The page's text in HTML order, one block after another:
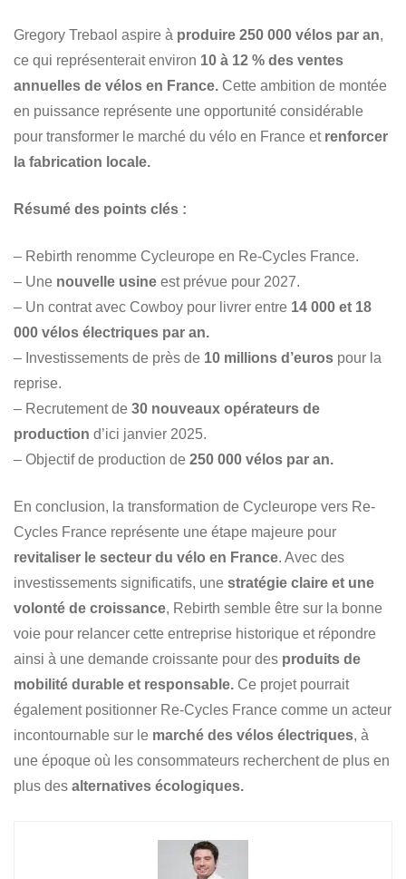
Gregory Trebaol aspire à produire 250 000 vélos par an,
ce qui représenterait environ 10 à 12 % des ventes
annuelles de vélos en France. Cette ambition de montée
en puissance représente une opportunité considérable
pour transformer le marché du vélo en France et renforcer
la fabrication locale.
Résumé des points clés :
– Rebirth renomme Cycleurope en Re-Cycles France.
– Une nouvelle usine est prévue pour 2027.
– Un contrat avec Cowboy pour livrer entre 14 000 et 18
000 vélos électriques par an.
– Investissements de près de 10 millions d’euros pour la
reprise.
– Recrutement de 30 nouveaux opérateurs de
production d’ici janvier 2025.
– Objectif de production de 250 000 vélos par an.
En conclusion, la transformation de Cycleurope vers Re-
Cycles France représente une étape majeure pour
revitaliser le secteur du vélo en France. Avec des
investissements significatifs, une stratégie claire et une
volonté de croissance, Rebirth semble être sur la bonne
voie pour relancer cette entreprise historique et répondre
ainsi à une demande croissante pour des produits de
mobilité durable et responsable. Ce projet pourrait
également positionner Re-Cycles France comme un acteur
incontournable sur le marché des vélos électriques, à
une époque où les consommateurs recherchent de plus en
plus des alternatives écologiques.